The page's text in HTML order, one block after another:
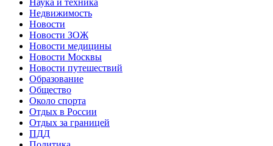
Недвижимость
Новости
Новости ЗОЖ
Новости медицины
Новости Москвы
Новости путешествий
Образование
Общество
Около спорта
Отдых в России
Отдых за границей
ПДД